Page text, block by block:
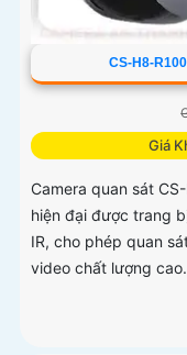
CS-H8-
Giá
Camera quan sát
hiện đại được trang
IR, cho phép quan
video chất lượng